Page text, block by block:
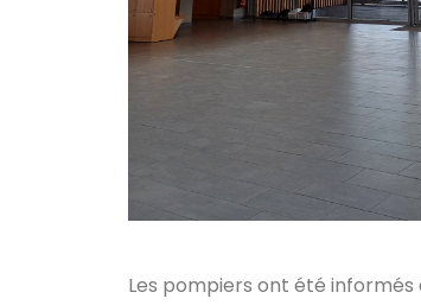
Les pompiers ont été informés